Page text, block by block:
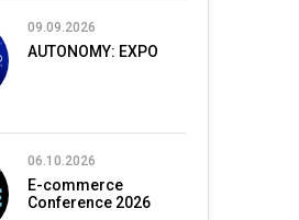
09.09.2026
AUTONOMY: EXPO
06.10.2026
E-commerce
Conference 2026